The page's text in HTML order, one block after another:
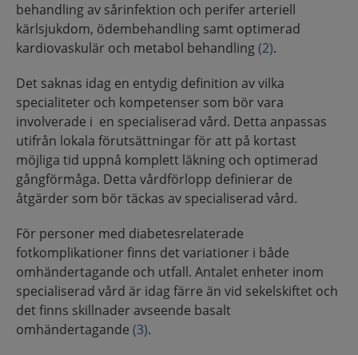
behandling av sårinfektion och perifer arteriell
kärlsjukdom, ödembehandling samt optimerad
kardiovaskulär och metabol behandling(2).
Det saknas idag en entydig definition av vilka
specialiteter och kompetenser som bör vara
involverade i en specialiserad vård. Detta anpassas
utifrån lokala förutsättningar för att på kortast
möjliga tid uppnå komplett läkning och optimerad
gångförmåga. Detta vårdförlopp definierar de
åtgärder som bör täckas av specialiserad vård.
För personer med diabetesrelaterade
fotkomplikationer finns det variationer i både
omhändertagande och utfall. Antalet enheter inom
specialiserad vård är idag färre än vid sekelskiftet och
det finns skillnader avseende basalt
omhändertagande (3).